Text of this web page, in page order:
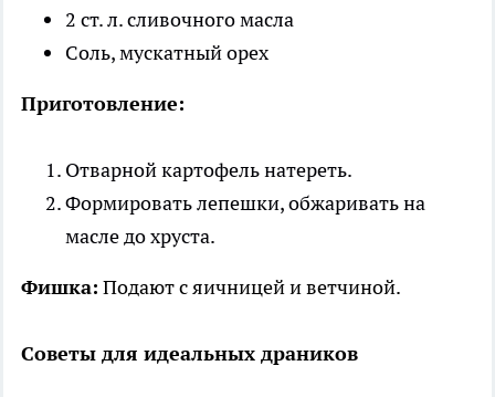
2 ст. л. сливочного масла
Соль, мускатный орех
Приготовление:
Отварной картофель натереть.
Формировать лепешки, обжаривать на
масле до хруста.
Фишка: Подают с яичницей и ветчиной.
Советы для идеальных драников